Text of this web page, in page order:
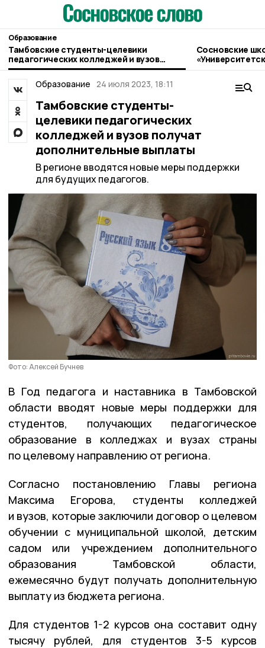
Образование
Тамбовские студенты-целевики
педагогических колледжей и вузов
получат дополнительные выплаты
Сосновские
Образование 24 июля 2023, 18:11
Тамбовские студенты-
целевики педагогических
колледжей и вузов получат
дополнительные выплаты
В регионе вводятся новые меры поддержки
для будущих педагогов.
Фото: Алексей Бучнев
В Год педагога и наставника в Тамбовской
области вводят новые меры поддержки для
студентов, получающих педагогическое
образование в колледжах и вузах страны
по целевому направлению от региона.
Согласно постановлению Главы региона
Максима Егорова, студенты колледжей
и вузов, которые заключили договор о целевом
обучении с муниципальной школой, детским
садом или учреждением дополнительного
образования Тамбовской области,
ежемесячно будут получать дополнительную
выплату из бюджета региона.
Для студентов 1-2 курсов она составит одну
тысячу рублей, для студентов 3-5 курсов